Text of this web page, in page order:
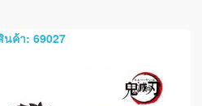
นค้า: 69027